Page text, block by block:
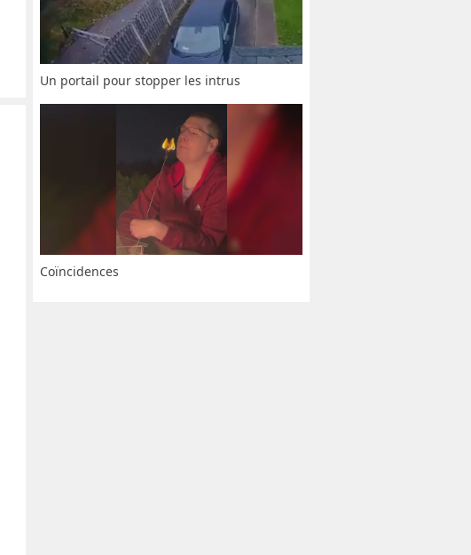
Un portail pour stopper les intrus
Coïncidences